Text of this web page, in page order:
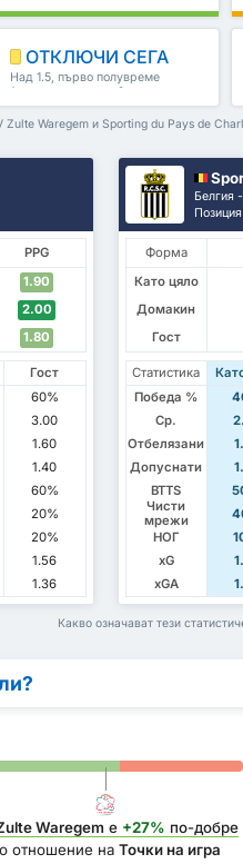
ОТКЛЮЧИ СЕГА
Над 1.5, първо полувреме
/второ полувреме & още
Waregem и Sporting du Pays de
PPG
1.90
2.00
1.80
Гост
60%
3.00
1.60
1.40
60%
20%
20%
1.56
1.36
Белгия
Форма
Като цяло
Домакин
Гост
Статистика
Победа %
Ср.
Отбелязани
Допуснати
BTTS
Чисти
мрежи
НОГ
xG
xGA
Какво означават тези
Waregem е +27% по-добре
отношение на Точки на игра